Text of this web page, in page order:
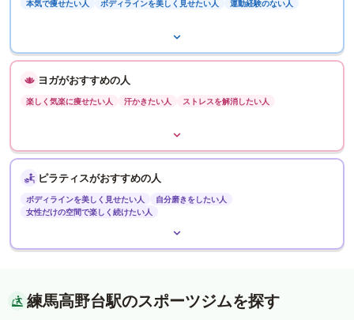
本気で痩せたい人 ボディラインを美しく見せたい人 運動経験のない人
ヨガがおすすめの人
楽しく気楽に痩せたい人 汗かきたい人 ストレスを解消したい人
ピラティスがおすすめの人
ボディラインを美しく見せたい人
自分磨きをしたい人
女性だけの空間で楽しく続けたい人
練馬高野台駅のスポーツジムを探す